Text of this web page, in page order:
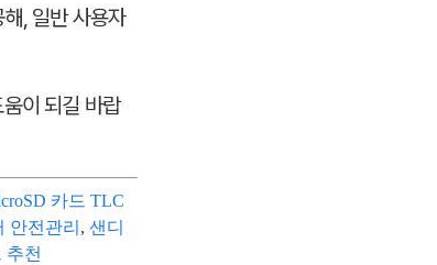
, 일반 사용자
이 되길 바랍
카드 TLC
안전관리 , 샌디
추천